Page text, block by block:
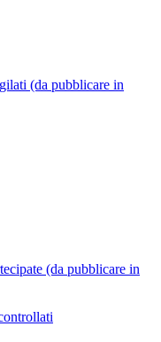
(da pubblicare in
(da pubblicare in